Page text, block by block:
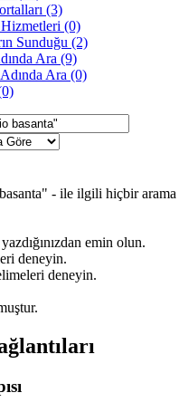
(3)
(0)
Sunduğu (2)
Ara (9)
Ara (0)
- ile ilgili hiçbir arama
emin olun.
deneyin.
deneyin.